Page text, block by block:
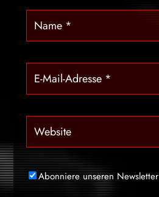
Abonniere unseren Newsletter